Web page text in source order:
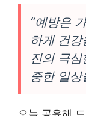
“예방은
하게 건
진의 극
중한 일상